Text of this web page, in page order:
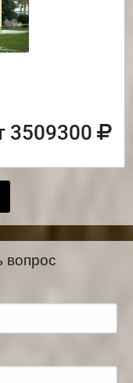
3509300
вопрос